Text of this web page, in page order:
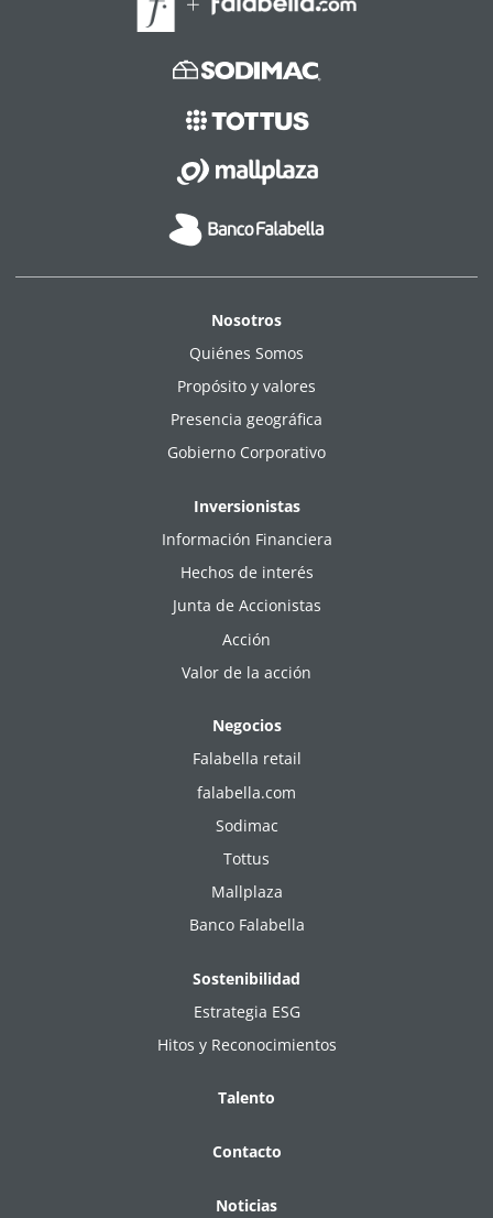
Nosotros
Quiénes Somos
Propósito y valores
Presencia geográfica
Gobierno Corporativo
Inversionistas
Información Financiera
Hechos de interés
Junta de Accionistas
Acción
Valor de la acción
Negocios
Falabella retail
falabella.com
Sodimac
Tottus
Mallplaza
Banco Falabella
Sostenibilidad
Estrategia ESG
Hitos y Reconocimientos
Talento
Contacto
Noticias